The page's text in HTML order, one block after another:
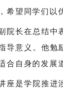
希望同学们以
院长在总结中
导意义。他勉
合自身的发展
座是学院推进